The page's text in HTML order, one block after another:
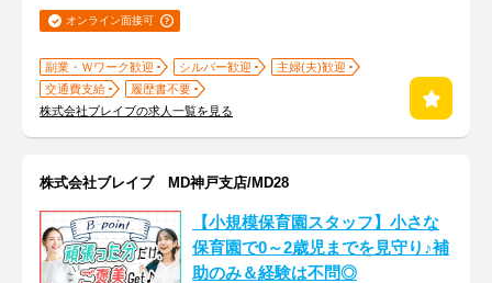
オンライン面接可
副業・Ｗワーク歓迎 シルバー歓迎
主婦(夫)歓迎
交通費支給
履歴書不要
株式会社ブレイブの求人一覧を見る
株式会社ブレイブ MD神戸支店/MD28
【小規模保育園スタッフ】小さな
保育園で0～2歳児までを見守り♪補
助のみ＆経験は不問◎